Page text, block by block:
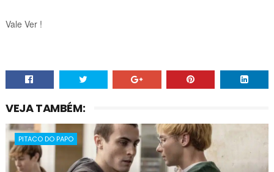
Vale Ver !
VEJA TAMBÉM:
PITACO DO PAPO